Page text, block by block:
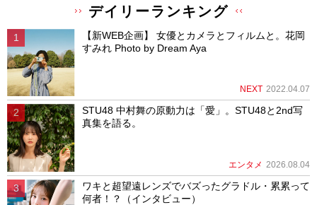
デイリーランキング
【新WEB企画】 女優とカメラとフィルムと。花岡
すみれ Photo by Dream Aya
NEXT 2022.04.07
STU48 中村舞の原動力は「愛」。STU48と2nd写
真集を語る。
エンタメ 2026.08.04
ワキと超望遠レンズでバズったグラドル・累累って
何者！？（インタビュー）